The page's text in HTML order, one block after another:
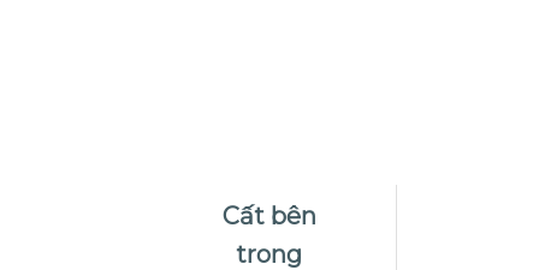
Cất bên
trong